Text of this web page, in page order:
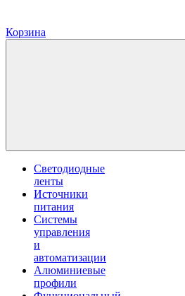
Корзина
Светодиодные
ленты
Источники
питания
Системы
управления
и
автоматизации
Алюминиевые
профили